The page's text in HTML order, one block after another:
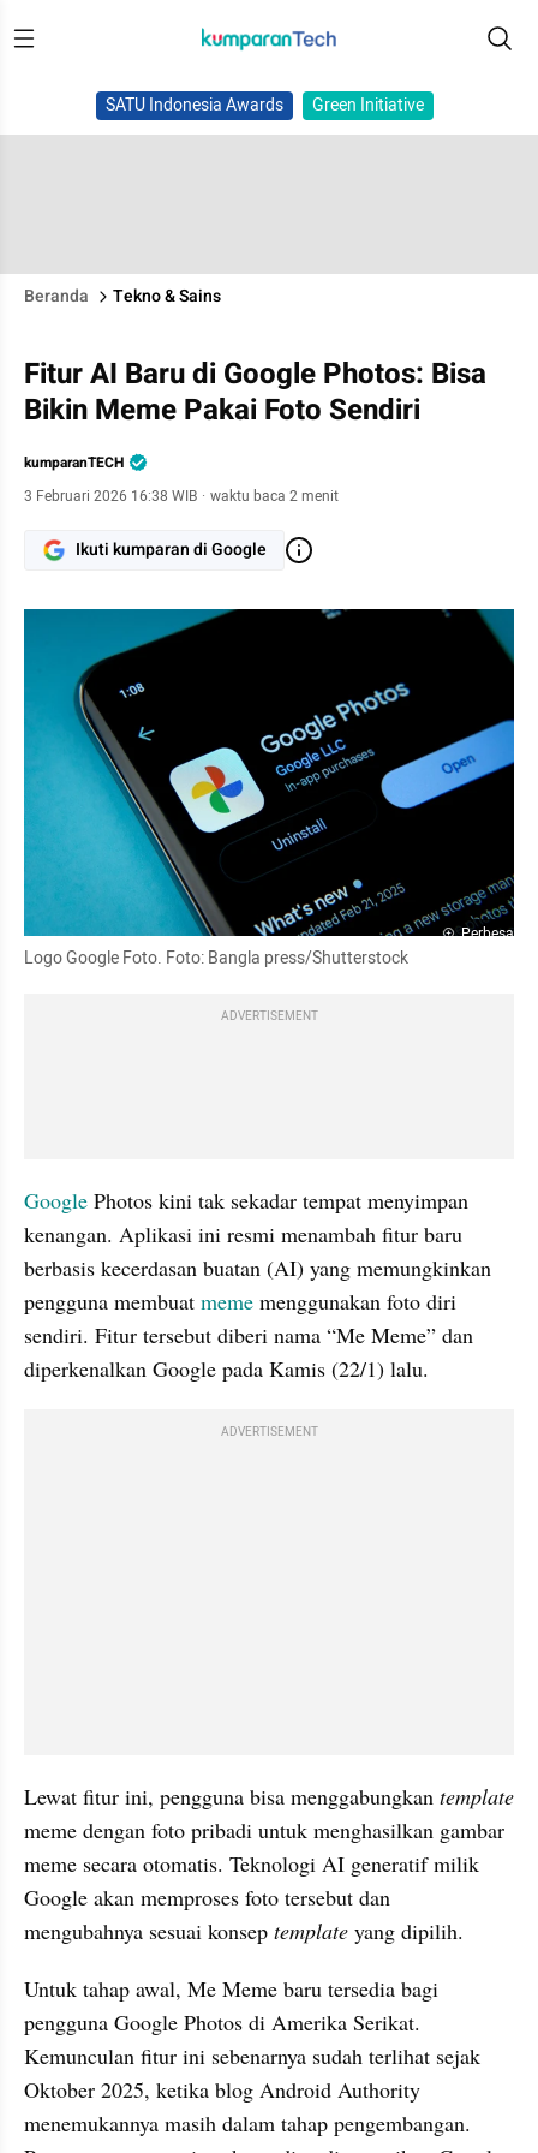
SATU Indonesia Awards Green Initiative
Beranda Tekno & Sains
Fitur AI Baru di Google Photos: Bisa
Bikin Meme Pakai Foto Sendiri
kumparanTECH
3 Februari 2026 16:38 WIB · waktu baca 2 menit
Ikuti kumparan di Google
Perbesar
Logo Google Foto. Foto: Bangla press/Shutterstock
ADVERTISEMENT
Google Photos kini tak sekadar tempat menyimpan
kenangan. Aplikasi ini resmi menambah fitur baru
berbasis kecerdasan buatan (AI) yang memungkinkan
pengguna membuat meme menggunakan foto diri
sendiri. Fitur tersebut diberi nama “Me Meme” dan
diperkenalkan Google pada Kamis (22/1) lalu.
ADVERTISEMENT
Lewat fitur ini, pengguna bisa menggabungkan
meme dengan foto pribadi untuk menghasilkan gambar
meme secara otomatis. Teknologi AI generatif milik
Google akan memproses foto tersebut dan
mengubahnya sesuai konsep template yang dipilih.
Untuk tahap awal, Me Meme baru tersedia bagi
pengguna Google Photos di Amerika Serikat.
Kemunculan fitur ini sebenarnya sudah terlihat sejak
Oktober 2025, ketika blog Android Authority
menemukannya masih dalam tahap pengembangan.